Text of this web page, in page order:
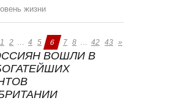
жизни
1 2 ... 4 5 6 7 8 ... 42 43 »
ВОШЛИ В